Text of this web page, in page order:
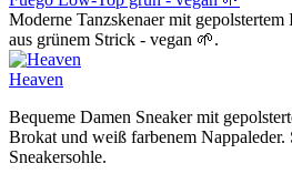
Moderne Tanzskenaer mit
aus grünem Strick - vegan 🌱.
Heaven
Bequeme Damen Sneaker mit
Brokat und weiß farbenem Nappaleder.
Sneakersohle.